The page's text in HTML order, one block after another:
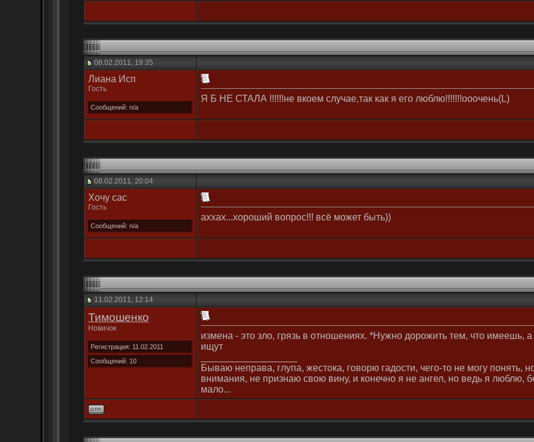
08.02.2011, 19:35
Лиана Исп
Гость
Сообщений: n/a
Я Б НЕ СТАЛА !!!!!!не вкоем случае,так как я его люблю!!!!!!!ооочень(L)
08.02.2011, 20:04
Хочу сас
Гость
Сообщений: n/a
аххах...хороший вопрос!!! всё может быть))
11.02.2011, 12:14
Тимошенко
Новичок
Регистрация: 11.02.2011
Сообщений: 10
измена - это зло, грязь в отношениях. *Нужно дорожить тем, что имеешь,
ищут
Бываю неправа, глупа, жестока, говорю гадости, чего-то не могу понять,
внимания, не признаю свою вину, и конечно я не ангел, но ведь я люблю,
мало...